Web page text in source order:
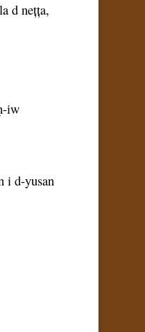
d nețța,
iw
i d-yusan